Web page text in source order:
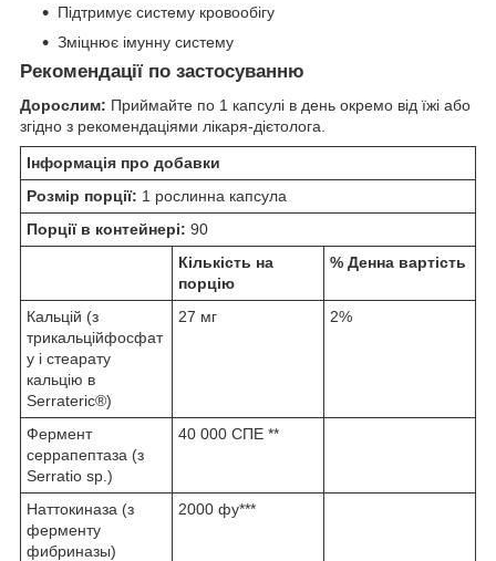
Підтримує систему кровообігу
Зміцнює імунну систему
Рекомендації по застосуванню
Дорослим: Приймайте по 1 капсулі в день окремо від їжі або
згідно з рекомендаціями лікаря-дієтолога.
Інформація про добавки
Розмір порції: 1 рослинна капсула
Порції в контейнері: 90
Кількість на
порцію
% Денна вартість
Кальцій (з
трикальційфосфат
у і стеарату
кальцію в
Serrateric®)
27 мг 2%
Фермент
серрапептаза (з
Serratio sp.)
40 000 СПЕ **
Наттокиназа (з
ферменту
фибриназы)
2000 фу***